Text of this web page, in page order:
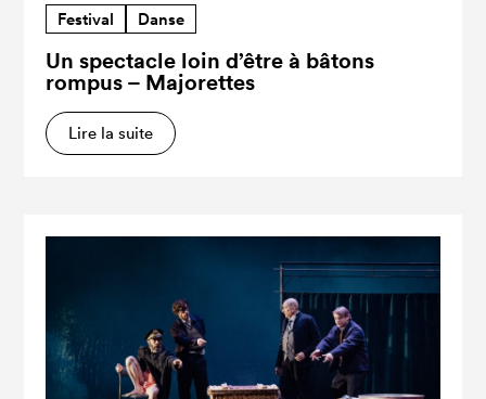
Festival Danse
Un spectacle loin d’être à bâtons
rompus – Majorettes
Lire la suite